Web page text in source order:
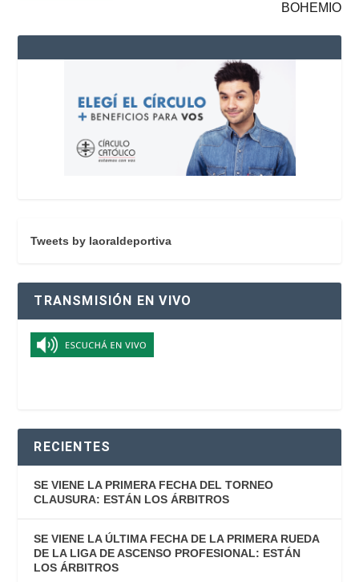
BOHEMIO
Tweets by laoraldeportiva
TRANSMISIÓN EN VIVO
RECIENTES
SE VIENE LA PRIMERA FECHA DEL TORNEO
CLAUSURA: ESTÁN LOS ÁRBITROS
SE VIENE LA ÚLTIMA FECHA DE LA PRIMERA RUEDA
DE LA LIGA DE ASCENSO PROFESIONAL: ESTÁN
LOS ÁRBITROS